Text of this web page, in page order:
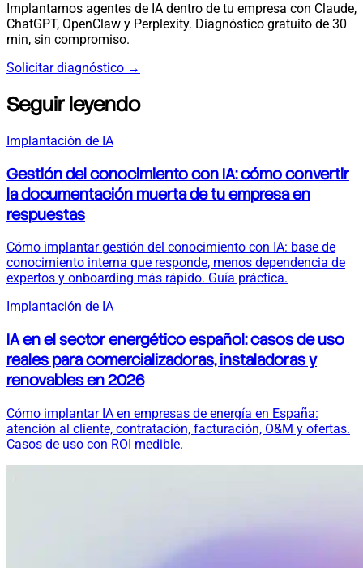
Implantamos agentes de IA dentro de tu empresa con Claude,
ChatGPT, OpenClaw y Perplexity. Diagnóstico gratuito de 30
min, sin compromiso.
Solicitar diagnóstico →
Seguir leyendo
Implantación de IA
Gestión del conocimiento con IA: cómo convertir
la documentación muerta de tu empresa en
respuestas
Cómo implantar gestión del conocimiento con IA: base de
conocimiento interna que responde, menos dependencia de
expertos y onboarding más rápido. Guía práctica.
Implantación de IA
IA en el sector energético español: casos de uso
reales para comercializadoras, instaladoras y
renovables en 2026
Cómo implantar IA en empresas de energía en España:
atención al cliente, contratación, facturación, O&M y ofertas.
Casos de uso con ROI medible.